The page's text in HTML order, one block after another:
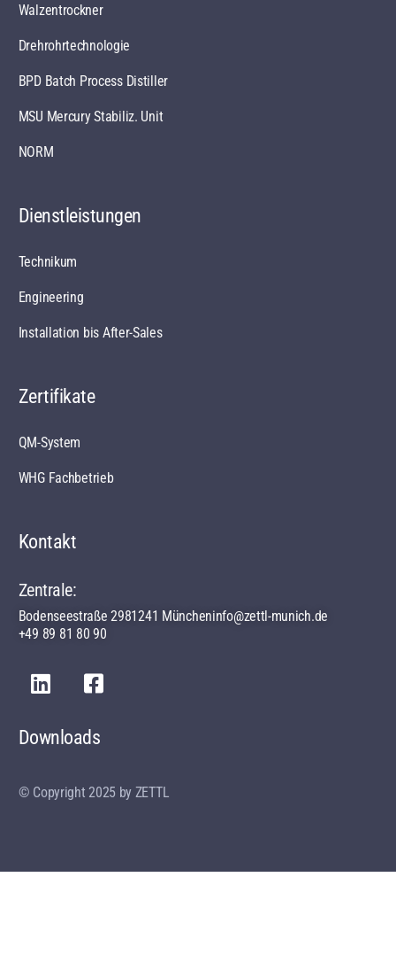
Walzentrockner
Drehrohrtechnologie
BPD Batch Process Distiller
MSU Mercury Stabiliz. Unit
NORM
Dienstleistungen
Technikum
Engineering
Installation bis After-Sales
Zertifikate
QM-System
WHG Fachbetrieb
Kontakt
Zentrale:
Bodenseestraße 2981241 Müncheninfo@zettl-munich.de
+49 89 81 80 90
Downloads
© Copyright 2025 by ZETTL